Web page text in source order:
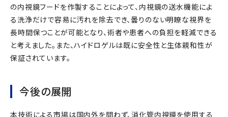
の内視鏡フードを作製することによって、内視鏡の送水機能によ
る洗浄だけで容易に汚れを除去でき、曇りのない明瞭な視界を
長時間保つことが可能となり、術者や患者への負担を軽減できる
と考えました。また、ハイドロゲルは既に安全性と生体親和性が
保証されています。
今後の展開
本技術による市場は国内外を問わず、消化管内視鏡を使用する